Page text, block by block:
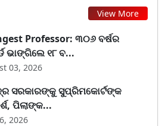
View More
Professor: ୩୦୬ ବର୍ଷର
ଭାଙ୍ଗିଲେ ୧୮ ବ...
03, 2026
ସରକାରଙ୍କୁ ସୁପ୍ରିମକୋର୍ଟଙ୍କ
ପିଲାଙ୍କ...
2026